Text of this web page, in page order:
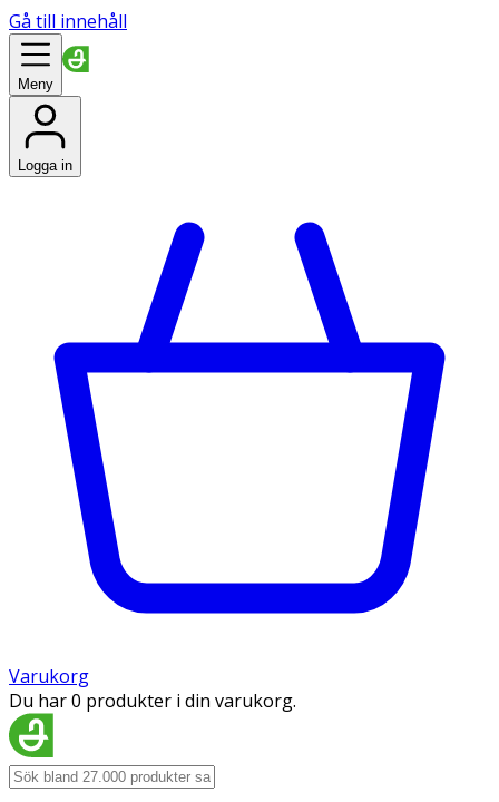
Gå till innehåll
Meny
Logga in
Varukorg
Du har 0 produkter i din varukorg.